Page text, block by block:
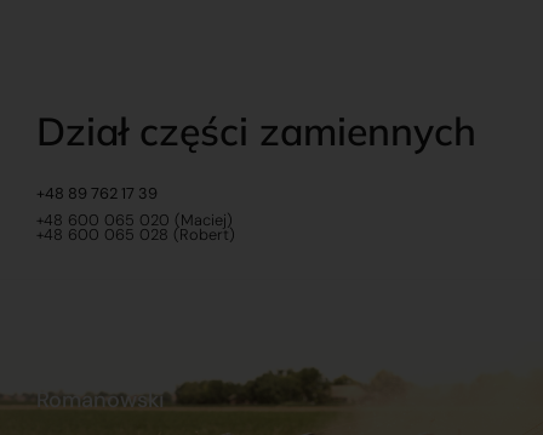
Dział części zamiennych
+48 89 762 17 39
+48 600 065 020 (Maciej)
+48 600 065 028 (Robert)
Romanowski